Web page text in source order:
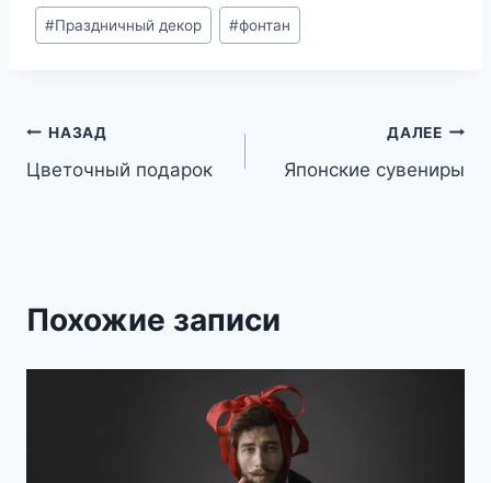
Метки
записи:
#Праздничный декор #фонтан
Навигация
по
НАЗАД
Цветочный подарок
ДАЛЕЕ
Японские сувениры
Похожие записи